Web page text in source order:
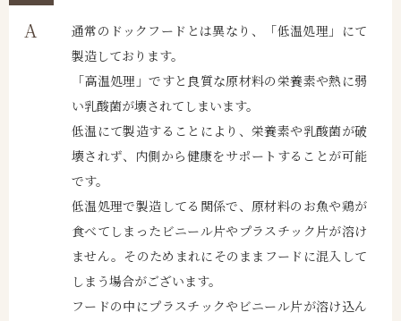
通常のドックフードとは異なり、「低温処理」にて
製造しております。
「高温処理」ですと良質な原材料の栄養素や熱に弱
い乳酸菌が壊されてしまいます。
低温にて製造することにより、栄養素や乳酸菌が破
壊されず、内側から健康をサポートすることが可能
です。
低温処理で製造してる関係で、原材料のお魚や鶏が
食べてしまったビニール片やプラスチック片が溶け
ません。そのためまれにそのままフードに混入して
しまう場合がございます。
フードの中にプラスチックやビニール片が溶け込ん